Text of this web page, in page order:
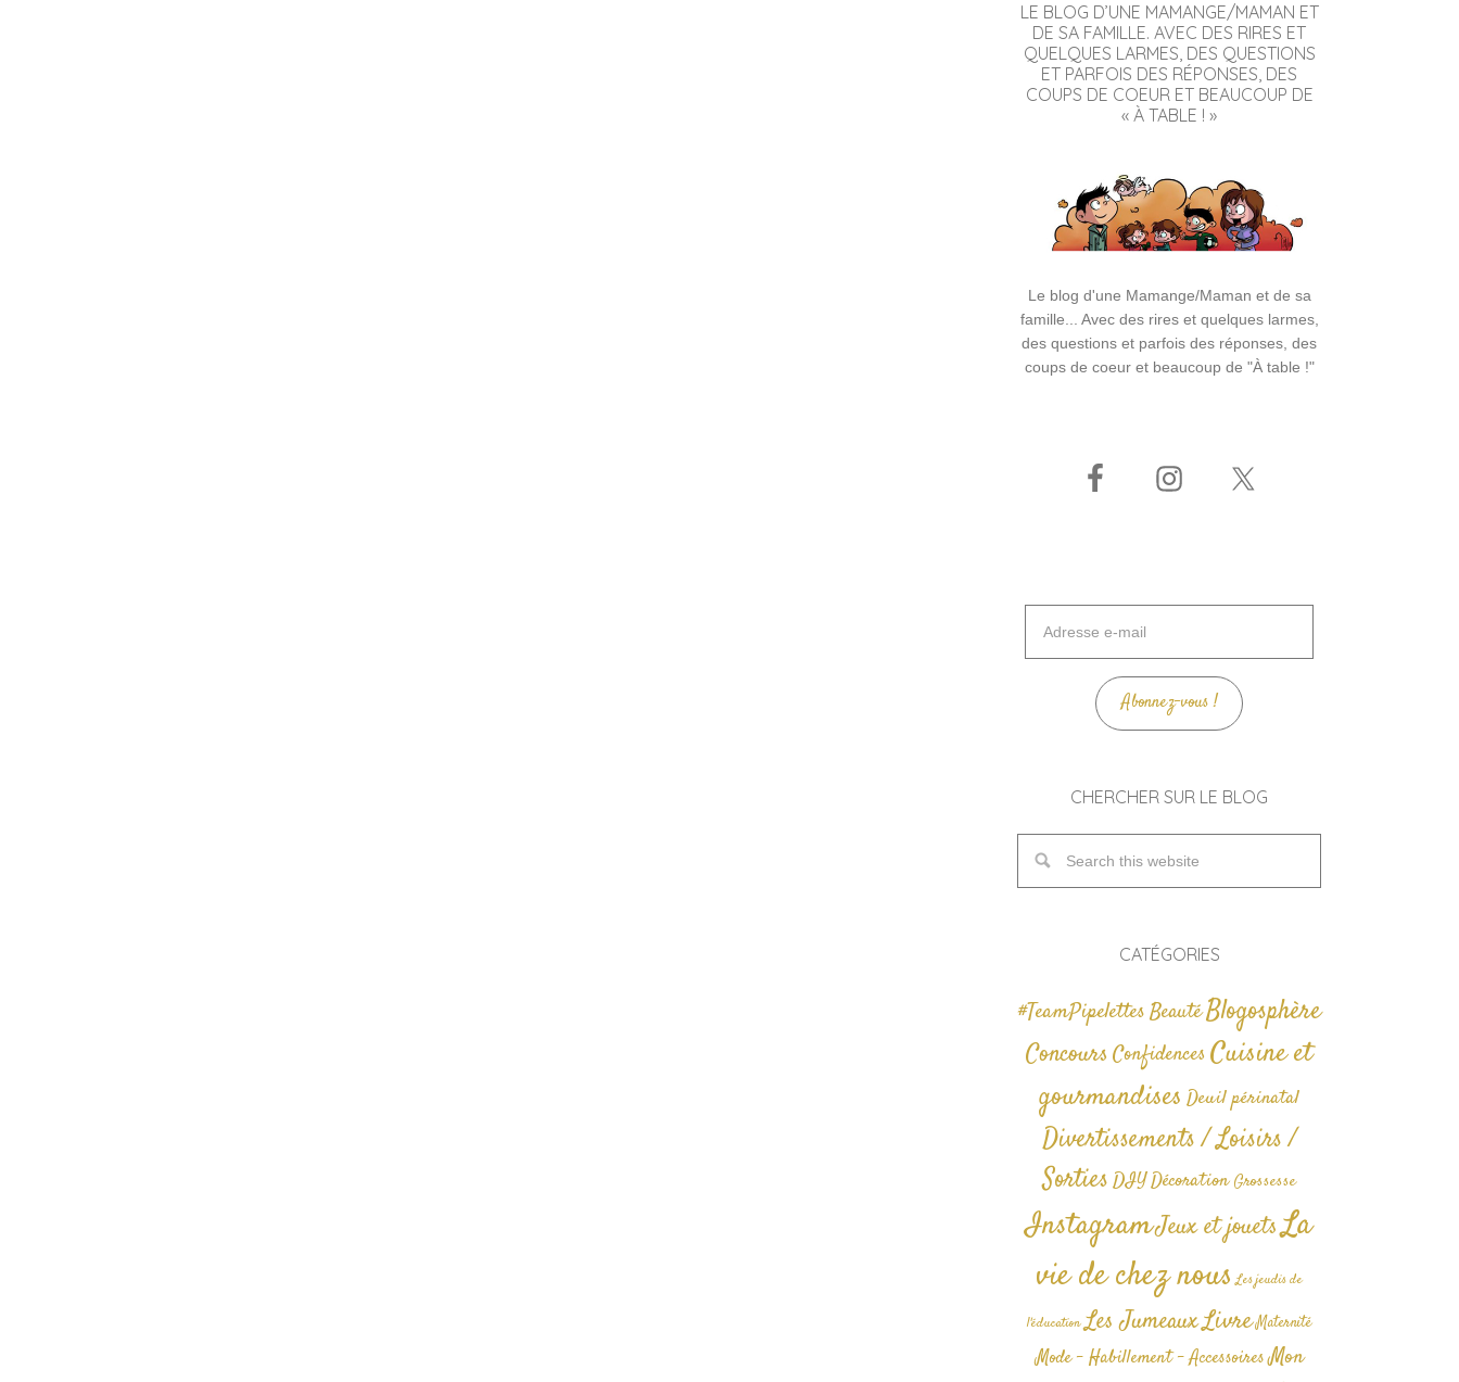
LE BLOG D’UNE MAMANGE/MAMAN ET
DE SA FAMILLE. AVEC DES RIRES ET
QUELQUES LARMES, DES QUESTIONS
ET PARFOIS DES RÉPONSES, DES
COUPS DE COEUR ET BEAUCOUP DE
« À TABLE ! »
Le blog d'une Mamange/Maman et de sa
famille... Avec des rires et quelques larmes,
des questions et parfois des réponses, des
coups de coeur et beaucoup de "À table !"
mail
Abonnez-vous !
CHERCHER SUR LE BLOG
CATÉGORIES
#TeamPipelettesBeautéBlogosphère
ConcoursConfidences Cuisine et
gourmandises Deuil périnatal
Divertissements / Loisirs /
SortiesDIYDécoration Grossesse
InstagramJeux et jouetsLa
vie de chez nous Les jeudis de
l'éducation Les JumeauxLivre Maternité
Mode - Habillement - AccessoiresMon